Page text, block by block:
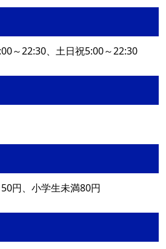
～22:30、土日祝5:00～22:30
円、小学生未満80円